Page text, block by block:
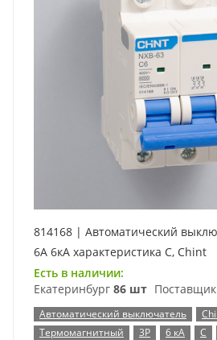
814168 | Автоматический
6А 6кА характеристика C, Chint
Есть в наличии:
Екатеринбург 86 шт Поставщик
Автоматический выключатель
Термомагнитный
3P 6 кА C